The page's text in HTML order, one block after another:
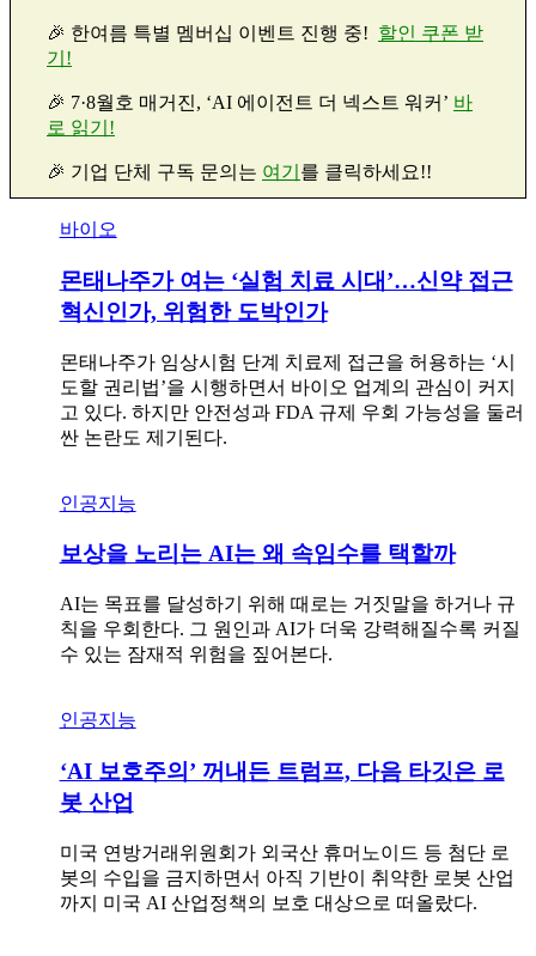
🎉 한여름 특별 멤버십 이벤트 진행 중! 할인 쿠폰 받
기!
🎉 7·8월호 매거진, ‘AI 에이전트 더 넥스트 워커’ 바
로 읽기!
🎉 기업 단체 구독 문의는 여기 를 클릭하세요!!
바이오
몬태나주가 여는 ‘실험 치료 시대’…신약 접근
혁신인가, 위험한 도박인가
몬태나주가 임상시험 단계 치료제 접근을 허용하는 ‘시
도할 권리법’을 시행하면서 바이오 업계의 관심이 커지
고 있다. 하지만 안전성과 FDA 규제 우회 가능성을 둘러
싼 논란도 제기된다.
인공지능
보상을 노리는 AI는 왜 속임수를 택할까
AI는 목표를 달성하기 위해 때로는 거짓말을 하거나 규
칙을 우회한다. 그 원인과 AI가 더욱 강력해질수록 커질
수 있는 잠재적 위험을 짚어본다.
인공지능
‘AI 보호주의’ 꺼내든 트럼프, 다음 타깃은 로
봇 산업
미국 연방거래위원회가 외국산 휴머노이드 등 첨단 로
봇의 수입을 금지하면서 아직 기반이 취약한 로봇 산업
까지 미국 AI 산업정책의 보호 대상으로 떠올랐다.